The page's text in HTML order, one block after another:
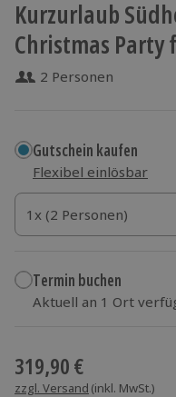
Kurzurlaub
Christmas Party
2 Personen
Gutschein kaufen
Flexibel einlösbar
1x (2 Personen)
1x (2 Personen)
1x (2 Personen)
Termin buchen
Aktuell an 1 Ort
319,90 €
zzgl. Versand (inkl. MwSt.)